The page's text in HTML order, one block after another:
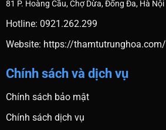
81 P. Hoàng Cầu, Chợ Dừa, Đống Đa, Hà Nội
Hotline: 0921.262.299
Website: https://thamtutrunghoa.com/
Chính sách và dịch vụ
Chính sách bảo mật
Chính sách dịch vụ